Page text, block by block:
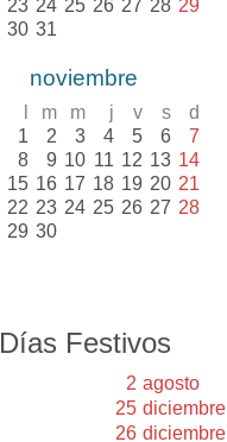
23 24 25 26 27 28 29
30 31
noviembre
m m j v s d
1 2 3 4 5 6 7
8 9 10 11 12 13 14
15 16 17 18 19 20 21
22 23 24 25 26 27 28
29 30
Días Festivos
2 agosto
25 diciembre
26 diciembre